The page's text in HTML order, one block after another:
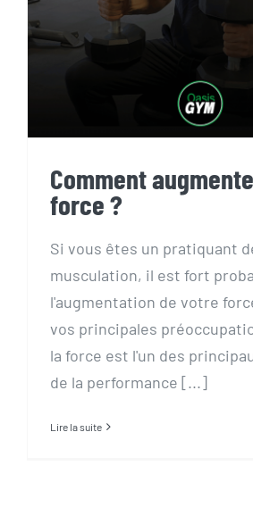
Comment
force ?
Si vous êtes un pratiquant
musculation, il est fort
l'augmentation de votre
vos principales
la force est l'un des
de la performance [...]
Lire la suite